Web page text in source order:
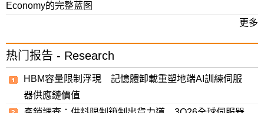
Economy的完整蓝图
更多
热门报告 - Research
HBM容量限制浮現 記憶體卸載重塑地端AI訓練伺服
器供應鏈價值